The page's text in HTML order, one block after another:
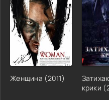
Женщина (2011)
крики